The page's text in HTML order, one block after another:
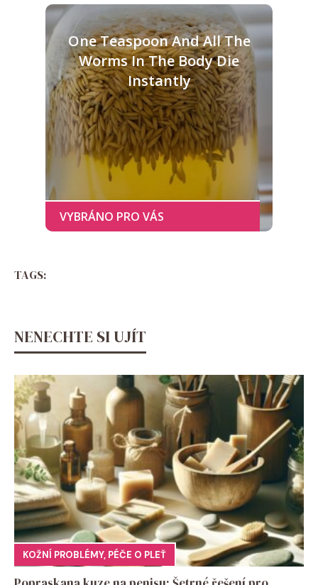
One Teaspoon And All The
Worms In The Body Die
Instantly
TAGS:
NENECHTE SI UJÍT
KOŽNÍ PROBLÉMY, PÉČE O PLEŤ